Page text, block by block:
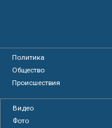
Политика
Общество
Происшествия
Видео
Фото